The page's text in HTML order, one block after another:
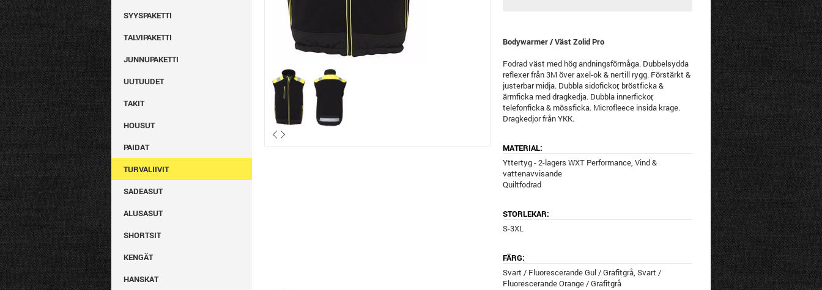
SYYSPAKETTI
TALVIPAKETTI
JUNNUPAKETTI
UUTUUDET
TAKIT
HOUSUT
PAIDAT
TURVALIIVIT
SADEASUT
ALUSASUT
SHORTSIT
KENGÄT
HANSKAT
Bodywarmer / Väst Zolid Pro
Fodrad väst med hög andningsförmåga. Dubbelsydda
reflexer från 3M över axel-ok & nertill rygg. Förstärkt &
justerbar midja. Dubbla sidofickor, bröstficka &
ärmficka med dragkedja. Dubbla innerfickor,
telefonficka & mössficka. Microfleece insida krage.
Dragkedjor från YKK.
MATERIAL:
Yttertyg - 2-lagers WXT Performance, Vind &
vattenavvisande
Quiltfodrad
STORLEKAR:
S-3XL
FÄRG:
Svart / Fluorescerande Gul / Grafitgrå, Svart /
Fluorescerande Orange / Grafitgrå